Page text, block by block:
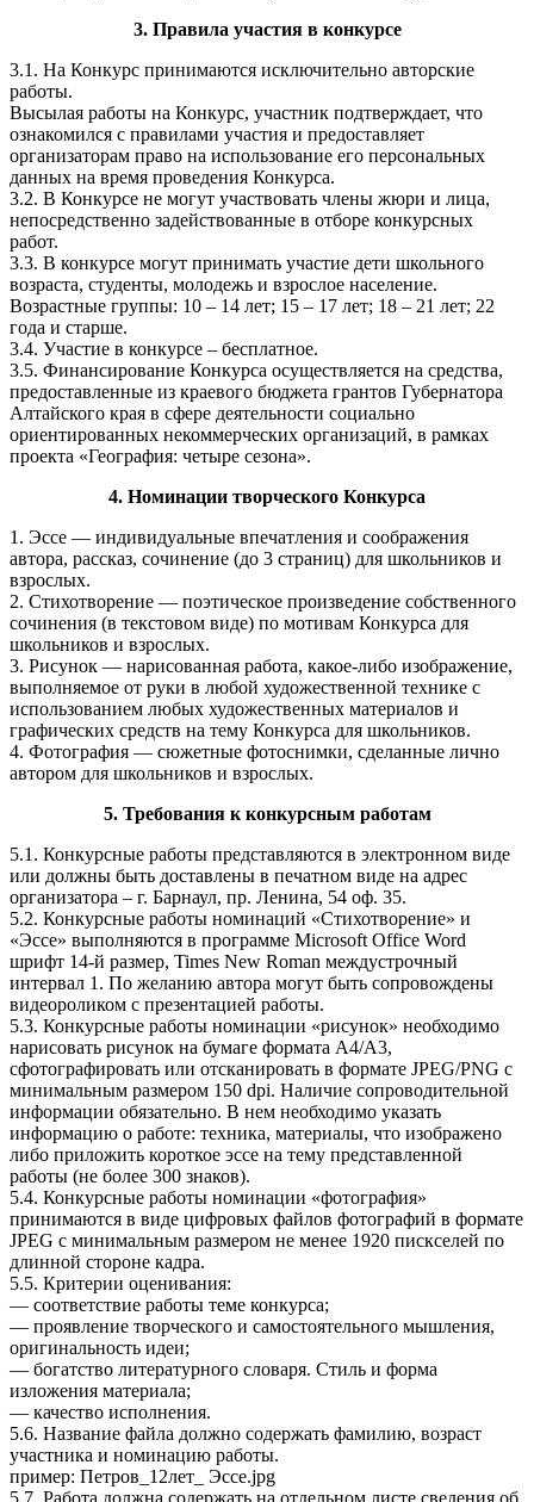
3. Правила участия в конкурсе
3.1. На Конкурс принимаются исключительно авторские
работы.
Высылая работы на Конкурс, участник подтверждает, что
ознакомился с правилами участия и предоставляет
организаторам право на использование его персональных
данных на время проведения Конкурса.
3.2. В Конкурсе не могут участвовать члены жюри и лица,
непосредственно задействованные в отборе конкурсных
работ.
3.3. В конкурсе могут принимать участие дети школьного
возраста, студенты, молодежь и взрослое население.
Возрастные группы: 10 – 14 лет; 15 – 17 лет; 18 – 21 лет; 22
года и старше.
3.4. Участие в конкурсе – бесплатное.
3.5. Финансирование Конкурса осуществляется на средства,
предоставленные из краевого бюджета грантов Губернатора
Алтайского края в сфере деятельности социально
ориентированных некоммерческих организаций, в рамках
проекта «География: четыре сезона».
4. Номинации творческого Конкурса
1. Эссе — индивидуальные впечатления и соображения
автора, рассказ, сочинение (до 3 страниц) для школьников и
взрослых.
2. Стихотворение — поэтическое произведение собственного
сочинения (в текстовом виде) по мотивам Конкурса для
школьников и взрослых.
3. Рисунок — нарисованная работа, какое-либо изображение,
выполняемое от руки в любой художественной технике с
использованием любых художественных материалов и
графических средств на тему Конкурса для школьников.
4. Фотография — сюжетные фотоснимки, сделанные лично
автором для школьников и взрослых.
5. Требования к конкурсным работам
5.1. Конкурсные работы представляются в электронном виде
или должны быть доставлены в печатном виде на адрес
организатора – г. Барнаул, пр. Ленина, 54 оф. 35.
5.2. Конкурсные работы номинаций «Стихотворение» и
«Эссе» выполняются в программе Microsoft Office Word
шрифт 14-й размер, Times New Roman междустрочный
интервал 1. По желанию автора могут быть сопровождены
видеороликом с презентацией работы.
5.3. Конкурсные работы номинации «рисунок» необходимо
нарисовать рисунок на бумаге формата А4/А3,
сфотографировать или отсканировать в формате JPEG/PNG с
минимальным размером 150 dpi. Наличие сопроводительной
информации обязательно. В нем необходимо указать
информацию о работе: техника, материалы, что изображено
либо приложить короткое эссе на тему представленной
работы (не более 300 знаков).
5.4. Конкурсные работы номинации «фотография»
принимаются в виде цифровых файлов фотографий в формате
JPEG с минимальным размером не менее 1920 пискселей по
длинной стороне кадра.
5.5. Критерии оценивания:
— соответствие работы теме конкурса;
— проявление творческого и самостоятельного мышления,
оригинальность идеи;
— богатство литературного словаря. Стиль и форма
изложения материала;
— качество исполнения.
5.6. Название файла должно содержать фамилию, возраст
участника и номинацию работы.
пример: Петров_12лет_ Эссе.jpg
5.7. Работа должна содержать на отдельном листе сведения об